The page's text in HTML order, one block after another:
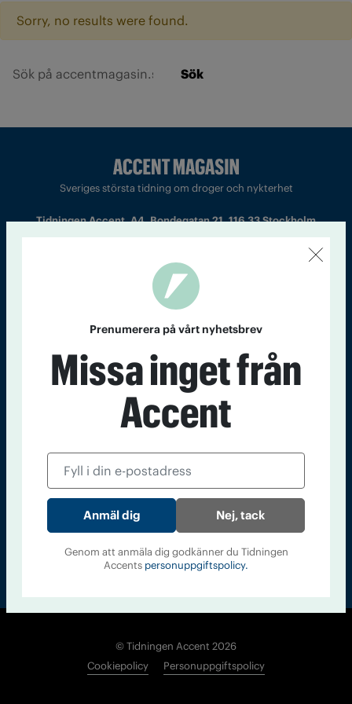
Sorry, no results were found.
Sök
Sveriges största tidning om droger och nykterhet
Tidningen Accent, A4, Bondegatan 21, 116 33 Stockholm
Chefredaktör och ansvarig utgivare: Barbro Janson Lundkvist,
barbro@a4.se.
Kontakt Om Tidningen Tidningsarkiv In English
Läs tidigare
Accent
© Tidningen Accent 2026
Cookiepolicy
Personuppgiftspolicy
Prenumerera på vårt nyhetsbrev
Missa inget från
Accent
Nej, tack
Genom att anmäla dig godkänner du Tidningen
Accents personuppgiftspolicy.